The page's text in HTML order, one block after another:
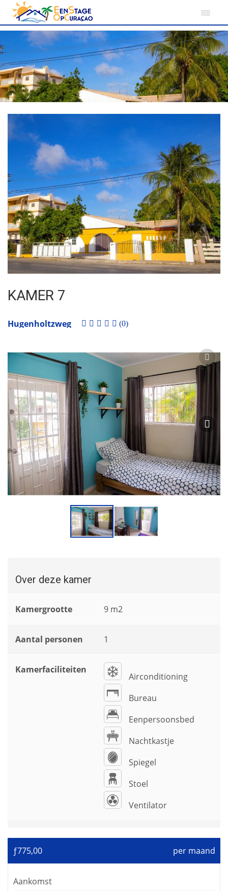
Home Curacao Hugenholtzweg
KAMER 7
Hugenholtzweg (0)
Over deze kamer
Kamergrootte 9 m2
Aantal personen 1
Kamerfaciliteiten
Airconditioning
Bureau
Eenpersoonsbed
Nachtkastje
Spiegel
Stoel
Ventilator
ƒ775,00 per maand
Aankomst